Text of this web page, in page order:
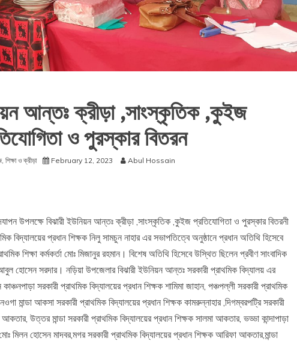
আন্তঃ ক্রীড়া ,সাংস্কৃতিক ,কুইজ
ও পুরস্কার বিতরন
, শিক্ষা ও ক্রীড়া February 12, 2023 Abul Hossain
উপলক্ষে বিঝারী ইউনিয়ন আন্তঃ ক্রীড়া ,সাংস্কৃতিক ,কুইজ প্রতিযোগিতা ও পুরস্কার বিতরনী
বিদ্যালয়ের প্রধান শিক্ষক নিলু সামচুন নাহার এর সভাপতিত্বে অনুষ্ঠানে প্রধান অতিথি হিসেবে
শিক্ষা কর্মকর্তা মোঃ মিজানুর রহমান। বিশেষ অতিথি হিসেবে উস্থিত ছিলেন প্রবীণ সাংবাদিক
হোসেন সরদার। নড়িয়া উপজেলার বিঝারী ইউনিয়ন আন্তঃ সরকারী প্রাথমিক বিদ্যালয় এর
সরকারী প্রাথমিক বিদ্যালয়ের প্রধান শিক্ষক শামিমা জাহান, পঞ্চপল্লী সরকারী প্রাথমিক
মান্ডা আকসা সরকারী প্রাথমিক বিদ্যালয়ের প্রধান শিক্ষক কামরুন্নাহার ,দিগম্বরপট্রি সরকারী
উত্তর মান্ডা সরকারী প্রাথমিক বিদ্যালয়ের প্রধান শিক্ষক সালমা আকতার, ভড্ডা কান্দাপাড়া
মিলন হোসেন মাদবর,মগর সরকারী প্রাথমিক বিদ্যালয়ের প্রধান শিক্ষক আরিফা আকতার,মান্ডা